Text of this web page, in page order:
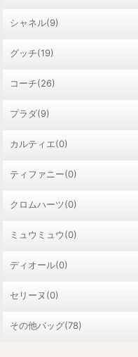
シャネル(9)
グッチ(19)
コーチ(26)
プラダ(9)
カルティエ(0)
ティファニー(0)
クロムハーツ(0)
ミュウミュウ(0)
ディオール(0)
セリーヌ(0)
その他バッグ(78)